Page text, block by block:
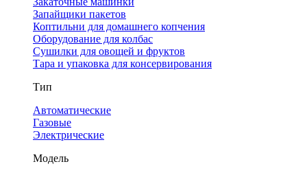
Запайщики пакетов
Коптильни для домашнего копчения
Оборудование для колбас
Сушилки для овощей и фруктов
Тара и упаковка для консервирования
Тип
Автоматические
Газовые
Электрические
Модель